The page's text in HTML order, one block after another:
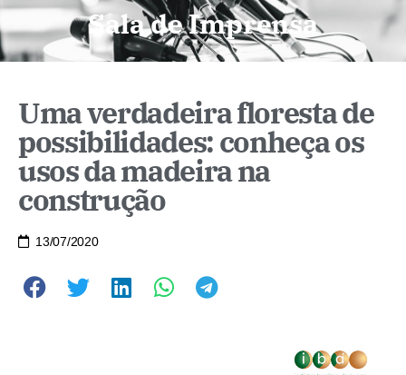
Sala de Imprensa
Uma verdadeira floresta de
possibilidades: conheça os
usos da madeira na
construção
13/07/2020